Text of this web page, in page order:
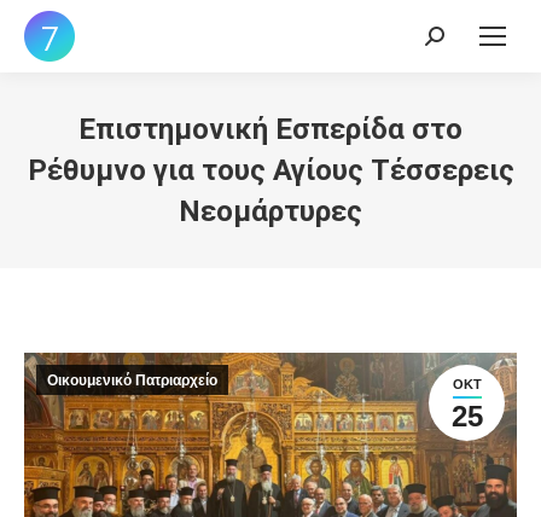
Search:
Επιστημονική Εσπερίδα στο
Ρέθυμνο για τους Αγίους Τέσσερεις
Νεομάρτυρες
ΟΚΤ
25
Οικουμενικό Πατριαρχείο